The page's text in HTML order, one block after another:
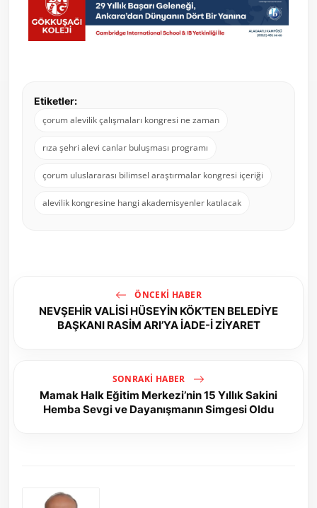
Etiketler:
çorum alevilik çalışmaları kongresi ne zaman
rıza şehri alevi canlar buluşması programı
çorum uluslararası bilimsel araştırmalar kongresi içeriği
alevilik kongresine hangi akademisyenler katılacak
ÖNCEKI HABER
NEVŞEHİR VALİSİ HÜSEYİN KÖK’TEN BELEDİYE
BAŞKANI RASİM ARI’YA İADE-İ ZİYARET
SONRAKI HABER
Mamak Halk Eğitim Merkezi’nin 15 Yıllık Sakini
Hemba Sevgi ve Dayanışmanın Simgesi Oldu